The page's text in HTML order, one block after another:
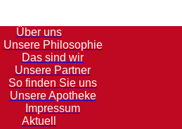
Über uns
Unsere Philosophie
Das sind wir
Unsere Partner
So finden Sie uns
Unsere Apotheke
Impressum
Aktuell